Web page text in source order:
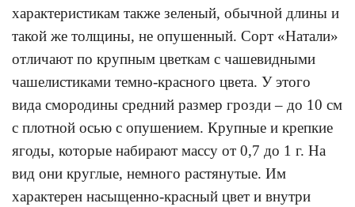
характеристикам также зеленый, обычной длины и
такой же толщины, не опушенный. Сорт «Натали»
отличают по крупным цветкам с чашевидными
чашелистиками темно-красного цвета. У этого
вида смородины средний размер грозди – до 10 см
с плотной осью с опушением. Крупные и крепкие
ягоды, которые набирают массу от 0,7 до 1 г. На
вид они круглые, немного растянутые. Им
характерен насыщенно-красный цвет и внутри